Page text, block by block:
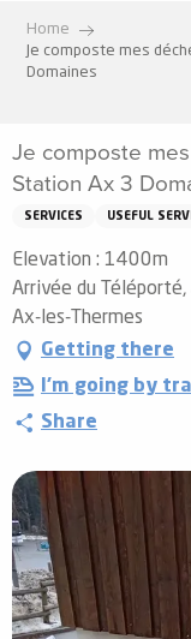
contenu
Home
Je composte mes
Domaines
Je composte
Station Ax 3
SERVICES USEFUL
Elevation : 1400m
Arrivée du
Ax-les-Thermes
Getting there
I'm going by
Share